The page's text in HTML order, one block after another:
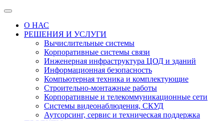
О НАС
РЕШЕНИЯ И УСЛУГИ
Вычислительные системы
Корпоративные системы связи
Инженерная инфраструктура ЦОД и зданий
Информационная безопасность
Компьютерная техника и комплектующие
Строительно-монтажные работы
Корпоративные и телекоммуникационные сети
Системы видеонаблюдения, СКУД
Аутсорсинг, сервис и техническая поддержка